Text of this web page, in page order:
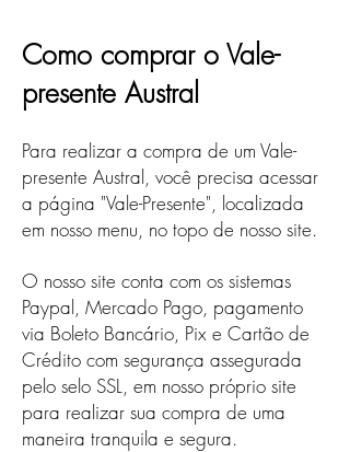
Como comprar o Vale-
presente Austral
Para realizar a compra de um Vale-
presente Austral, você precisa acessar
a página "Vale-Presente", localizada
em nosso menu, no topo de nosso site.
O nosso site conta com os sistemas
Paypal, Mercado Pago, pagamento
via Boleto Bancário, Pix e Cartão de
Crédito com segurança assegurada
pelo selo SSL, em nosso próprio site
para realizar sua compra de uma
maneira tranquila e segura.